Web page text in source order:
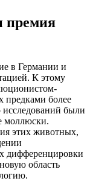
премия
в Германии и
К этому
предками более
были
моллюски.
этих животных,
дифференцировки
область